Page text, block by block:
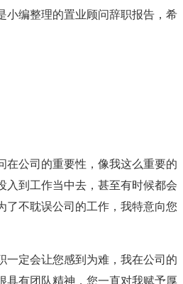
小编整理的置业顾问辞职报告，希
在公司的重要性，像我这么重要的
入到工作当中去，甚至有时候都会
了不耽误公司的工作，我特意向您
一定会让您感到为难，我在公司的
具有团队精神，您一直对我赋予厚